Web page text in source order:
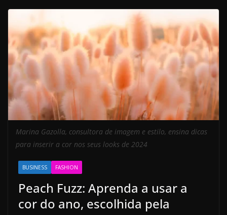
Marina Gazolla, consultora de imagem e estilo, ensina dicas
para inserir a cor nos seus looks de 2024
BUSINESS FASHION
Peach Fuzz: Aprenda a usar a
cor do ano, escolhida pela